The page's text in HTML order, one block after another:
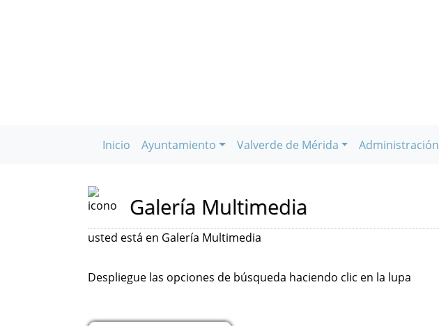
Inicio Ayuntamiento Valverde de Mérida Administración
Galería Multimedia
usted está en Galería Multimedia
Despliegue las opciones de búsqueda haciendo clic en la lupa